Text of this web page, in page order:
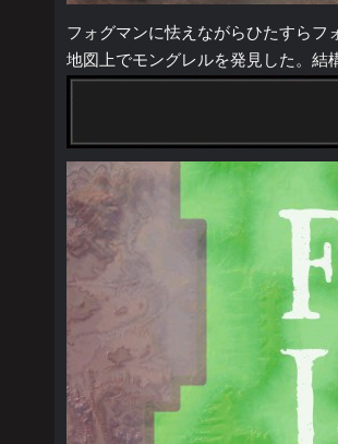
フォグマンに怯えながらひたすらフ
地図上でモングレルを発見した。結